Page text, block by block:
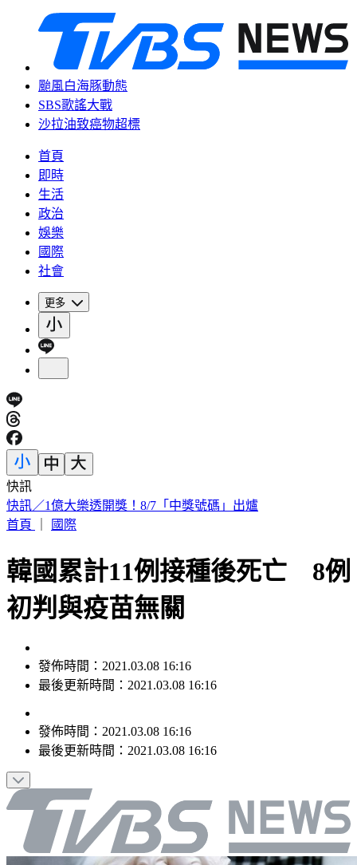
颱風白海豚動態
SBS歌謠大戰
沙拉油致癌物超標
首頁
即時
生活
政治
娛樂
國際
社會
更多
快訊
快訊／1億大樂透開獎！8/7「中獎號碼」出爐
首頁
國際
韓國累計11例接種後死亡 8例
初判與疫苗無關
發佈時間：2021.03.08 16:16
最後更新時間：2021.03.08 16:16
發佈時間： 2021.03.08 16:16
最後更新時間： 2021.03.08 16:16